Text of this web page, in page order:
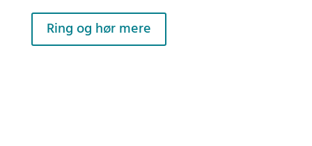
Ring og hør mere